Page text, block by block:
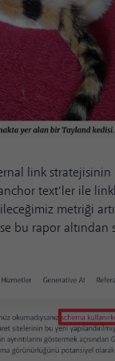
link
text’ler ile
metriği
bu rapor